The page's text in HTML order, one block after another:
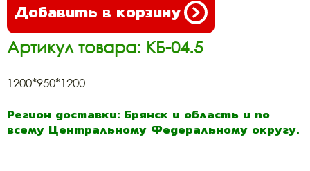
Добавить в корзину
Артикул товара: КБ-04.5
1200*950*1200
Регион доставки: Брянск и область и по
всему Центральному Федеральному округу.